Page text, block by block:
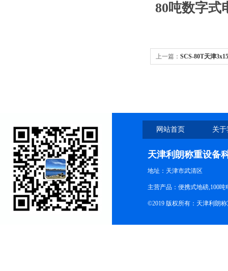
80吨数字式
上一篇： SCS-80T天津
网站首页 关
天津利朗称重设备
地址：天津市武清区
主营产品：便携式地磅,100
©2019 版权所有：天津利朗